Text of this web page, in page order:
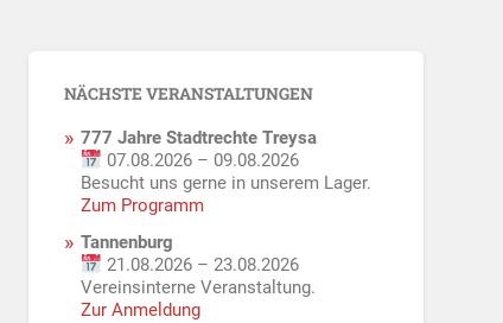
NÄCHSTE VERANSTALTUNGEN
777 Jahre Stadtrechte Treysa
07.08.2026 – 09.08.2026
Besucht uns gerne in unserem Lager.
Zum Programm
Tannenburg
21.08.2026 – 23.08.2026
Vereinsinterne Veranstaltung.
Zur Anmeldung